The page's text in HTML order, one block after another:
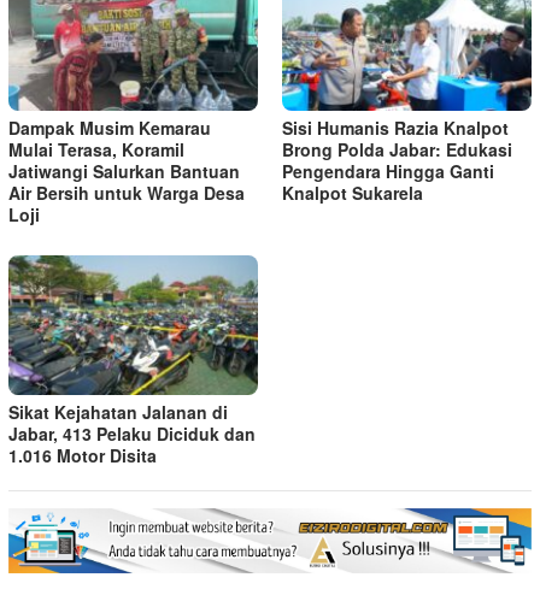
Dampak Musim Kemarau
Mulai Terasa, Koramil
Jatiwangi Salurkan Bantuan
Air Bersih untuk Warga Desa
Loji
Sisi Humanis Razia Knalpot
Brong Polda Jabar: Edukasi
Pengendara Hingga Ganti
Knalpot Sukarela
Sikat Kejahatan Jalanan di
Jabar, 413 Pelaku Diciduk dan
1.016 Motor Disita